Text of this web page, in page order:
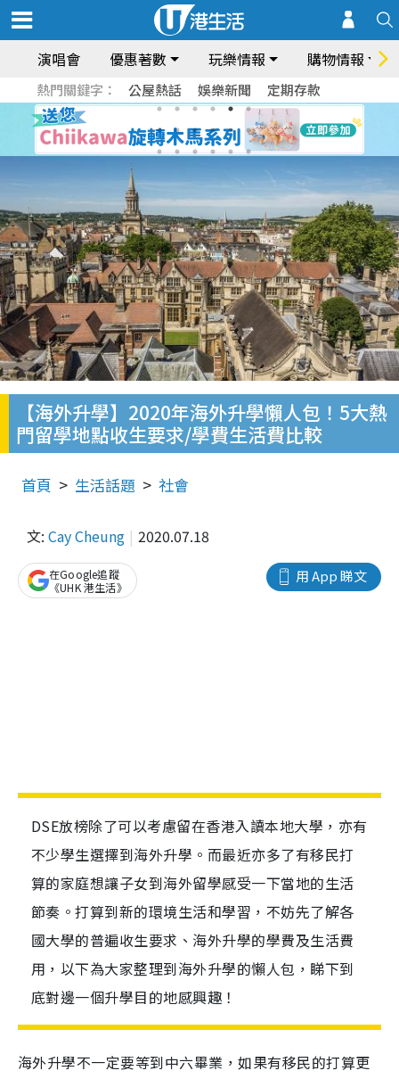
演唱會 優惠著數 玩樂情報 購物情報
熱門關鍵字： 公屋熱話 娛樂新聞 定期存款
【海外升學】2020年海外升學懶人包！5大熱
門留學地點收生要求/學費生活費比較
首頁 生活話題 社會
文: Cay Cheung 2020.07.18
用 App 睇文
在Google追蹤
《UHK 港生活》
DSE放榜除了可以考慮留在香港入讀本地大學，亦有
不少學生選擇到海外升學。而最近亦多了有移民打
算的家庭想讓子女到海外留學感受一下當地的生活
節奏。打算到新的環境生活和學習，不妨先了解各
國大學的普遍收生要求、海外升學的學費及生活費
用，以下為大家整理到海外升學的懶人包，睇下到
底對邊一個升學目的地感興趣！
海外升學不一定要等到中六畢業，如果有移民的打算更